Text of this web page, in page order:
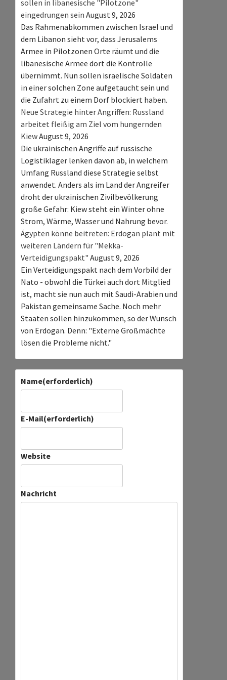
sollen in libanesische "Pilotzone"
eingedrungen sein August 9, 2026
Das Rahmenabkommen zwischen Israel und
dem Libanon sieht vor, dass Jerusalems
Armee in Pilotzonen Orte räumt und die
libanesische Armee dort die Kontrolle
übernimmt. Nun sollen israelische Soldaten
in einer solchen Zone aufgetaucht sein und
die Zufahrt zu einem Dorf blockiert haben.
Neue Strategie hinter Angriffen: Russland
arbeitet fleißig am Ziel vom hungernden
KiewAugust 9, 2026
Die ukrainischen Angriffe auf russische
Logistiklager lenken davon ab, in welchem
Umfang Russland diese Strategie selbst
anwendet. Anders als im Land der Angreifer
droht der ukrainischen Zivilbevölkerung
große Gefahr: Kiew steht ein Winter ohne
Strom, Wärme, Wasser und Nahrung bevor.
Ägypten könne beitreten: Erdogan plant mit
weiteren Ländern für "Mekka-
Verteidigungspakt" August 9, 2026
Ein Verteidigungspakt nach dem Vorbild der
Nato - obwohl die Türkei auch dort Mitglied
ist, macht sie nun auch mit Saudi-Arabien und
Pakistan gemeinsame Sache. Noch mehr
Staaten sollen hinzukommen, so der Wunsch
von Erdogan. Denn: "Externe Großmächte
lösen die Probleme nicht."
Name(erforderlich)
E-Mail(erforderlich)
Website
Nachricht